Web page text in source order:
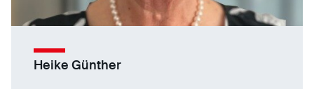
Heike Günther